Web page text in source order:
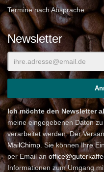
Termine nach Absprache
Newsletter
Ich möchte den Newsletter
meine eingegebenen Daten
verarbeitet werden. Der
MailChimp . Sie können Ihre
per Email an
Informationen zum Umgang